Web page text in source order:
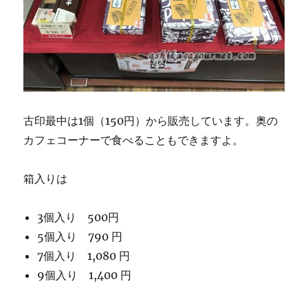
古印最中は1個（150円）から販売しています。奥の
カフェコーナーで食べることもできますよ。
箱入りは
3個入り 500円
5個入り 790 円
7個入り 1,080 円
9個入り 1,400 円